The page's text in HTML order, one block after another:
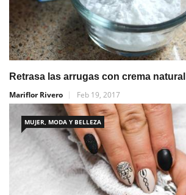
Retrasa las arrugas con crema
Mariflor Rivero
Feb 19, 2017
MUJER, MODA Y BELLEZA